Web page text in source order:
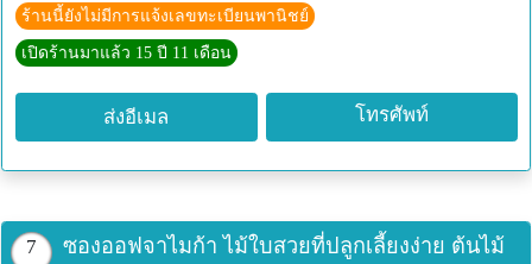
ร้านนี้ยังไม่มีการแจ้งเลขทะเบียนพานิชย์
เปิดร้านมาแล้ว 15 ปี 11 เดือน
ส่งอีเมล โทรศัพท์
7
ซองออฟจาไมก้า ไม้ใบสวยที่ปลูกเลี้ยงง่าย ต้นไม้